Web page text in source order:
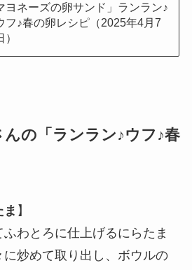
ヨネーズの卵サンド」ランラン♪
フ♪春の卵レシピ（2025年4月7
）
の「ランラン♪ウフ♪春
】
わとろに仕上げるにらたま
炒めて取り出し、ボウルの